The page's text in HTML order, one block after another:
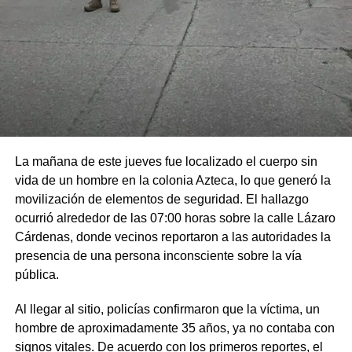
La mañana de este jueves fue localizado el cuerpo sin
vida de un hombre en la colonia Azteca, lo que generó la
movilización de elementos de seguridad. El hallazgo
ocurrió alrededor de las 07:00 horas sobre la calle Lázaro
Cárdenas, donde vecinos reportaron a las autoridades la
presencia de una persona inconsciente sobre la vía
pública.
Al llegar al sitio, policías confirmaron que la víctima, un
hombre de aproximadamente 35 años, ya no contaba con
signos vitales. De acuerdo con los primeros reportes, el